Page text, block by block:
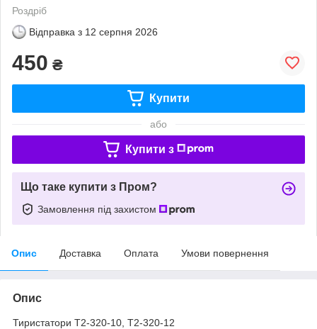
Роздріб
Відправка з 12 серпня 2026
450 ₴
Купити
або
Купити з
Що таке купити з Пром?
Замовлення під захистом
Опис Доставка Оплата Умови повернення
Опис
Тиристатори Т2-320-10, Т2-320-12